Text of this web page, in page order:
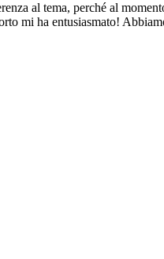
al tema, perché al
mi ha entusiasmato!